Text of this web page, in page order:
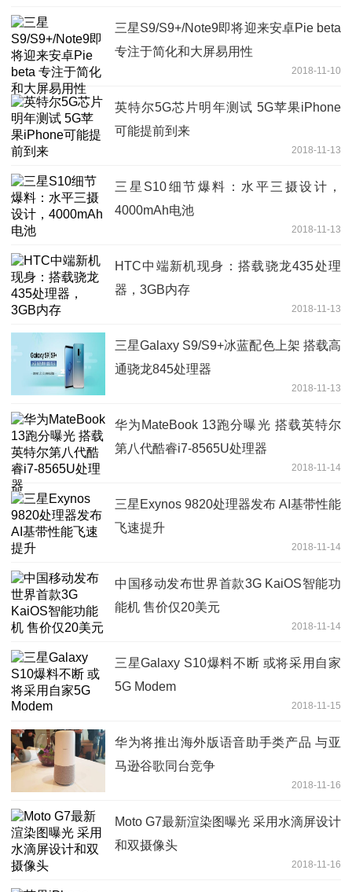
三星S9/S9+/Note9即将迎来安卓Pie beta
专注于简化和大屏易用性
2018-11-10
英特尔5G芯片明年测试 5G苹果iPhone
可能提前到来
2018-11-13
三星S10细节爆料：水平三摄设计，
4000mAh电池
2018-11-13
HTC中端新机现身：搭载骁龙435处理
器，3GB内存
2018-11-13
三星Galaxy S9/S9+冰蓝配色上架 搭载高
通骁龙845处理器
2018-11-13
华为MateBook 13跑分曝光 搭载英特尔
第八代酷睿i7-8565U处理器
2018-11-14
三星Exynos 9820处理器发布 AI基带性能
飞速提升
2018-11-14
中国移动发布世界首款3G KaiOS智能功
能机 售价仅20美元
2018-11-14
三星Galaxy S10爆料不断 或将采用自家
5G Modem
2018-11-15
华为将推出海外版语音助手类产品 与亚
马逊谷歌同台竞争
2018-11-16
Moto G7最新渲染图曝光 采用水滴屏设计
和双摄像头
2018-11-16